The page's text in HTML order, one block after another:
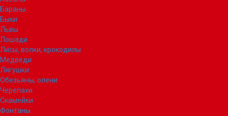
Бараны
Быки
Львы
Лошади
Лисы, волки, крокодилы
Медведи
Лягушки
Обезьяны, олени
Черепахи
Скамейки
Фонтаны